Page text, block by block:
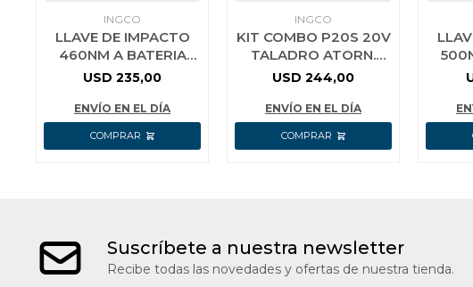
INGCO
LLAVE DE IMPACTO
460NM A BATERIA
42V + 2 BAT 2.0AH +
ACCESORIOS + VAL
USD 235,00
ENVÍO EN EL DÍA
INGCO
KIT COMBO P20S 20V
TALADRO ATORN.
C/PERCUTOR 76NM +
AUTONIVELANTE 35
USD 244,00
ENVÍO EN EL DÍA
Suscríbete a nuestra newsletter
Recibe todas las novedades y ofertas de nuestra tienda.